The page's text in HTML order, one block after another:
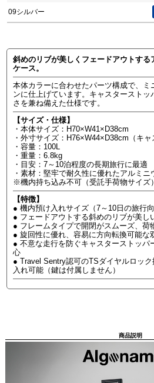
09シルバー
斜めのリブが美しくフェードアウトする
ケース。
本体カラーに合わせたパーツ構成で、ミ
ンに仕上げています。キャスターストッ
さを兼ね備えた仕様です。
【サイズ・仕様】
・本体サイズ：H70×W41×D38cm
・外寸サイズ：H76×W44×D38cm（キャ
・容量：100L
・重量：6.8kg
・目安：7～10泊程度の長期旅行に最適
・素材：堅牢で耐久性に優れたアルミニ
※機内持ち込み不可（受託手荷物サイズ）
【特徴】
● 機内預け入れサイズ（7～10日の旅行向
● フェードアウトする斜めのリブが美し
● フレームタイプで開閉がスムーズ、荷
● 旋回性に優れ、容易に方向転換可能な
● 不意な走行を防ぐキャスターストッパ
心
● Travel Sentry認可のTSダイヤルロッ
入れ可能（鍵は付属しません）
商品説明